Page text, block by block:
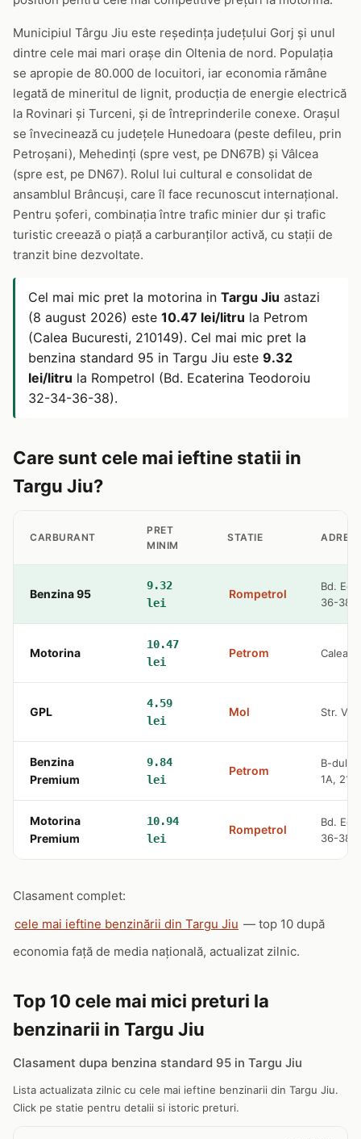
Municipiul Târgu Jiu este reședința județului Gorj și unul
dintre cele mai mari orașe din Oltenia de nord. Populația
se apropie de 80.000 de locuitori, iar economia rămâne
legată de mineritul de lignit, producția de energie electrică
la Rovinari și Turceni, și de întreprinderile conexe. Orașul
se învecinează cu județele Hunedoara (peste defileu, prin
Petroșani), Mehedinți (spre vest, pe DN67B) și Vâlcea
(spre est, pe DN67). Rolul lui cultural e consolidat de
ansamblul Brâncuși, care îl face recunoscut internațional.
Pentru șoferi, combinația între trafic minier dur și trafic
turistic creează o piață a carburanților activă, cu stații de
tranzit bine dezvoltate.
Cel mai mic pret la motorina in Targu Jiu astazi
(8 august 2026) este 10.47 lei/litru la Petrom
(Calea Bucuresti, 210149). Cel mai mic pret la
benzina standard 95 in Targu Jiu este 9.32
lei/litru la Rompetrol (Bd. Ecaterina Teodoroiu
32-34-36-38).
Care sunt cele mai ieftine statii in
Targu Jiu?
CARBURANT
PRET
MINIM
STATIE
Benzina 95
9.32
lei
Rompetrol
Bd.
36-38
Motorina
10.47
lei
Petrom Calea
GPL
4.59
lei
Mol Str.
Benzina
Premium
9.84
lei
Petrom
B-dul
1A,
Motorina
Premium
10.94
lei
Rompetrol
Bd.
36-38
Clasament complet:
cele mai ieftine benzinării din Targu Jiu — top 10 după
economia față de media națională, actualizat zilnic.
Top 10 cele mai mici preturi la
benzinarii in Targu Jiu
Clasament dupa benzina standard 95 in Targu Jiu
Lista actualizata zilnic cu cele mai ieftine benzinarii din Targu Jiu.
Click pe statie pentru detalii si istoric preturi.